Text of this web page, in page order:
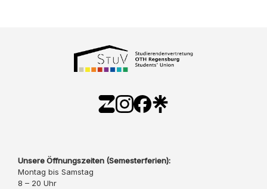
Unsere Öffnungszeiten (Semesterferien):
Montag bis Samstag
8 – 20 Uhr